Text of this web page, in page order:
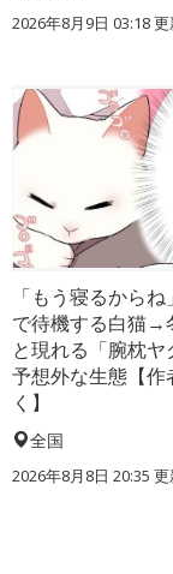
2026年8月9日 03:18更
「もう寝るから
で待機する白猫→
と現れる「腕枕ヤ
予想外な生態【作
く】
全国
2026年8月8日 20:35 更